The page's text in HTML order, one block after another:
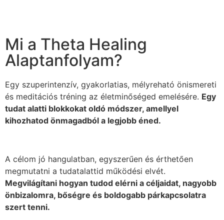
Mi a Theta Healing
Alaptanfolyam?
Egy szuperintenzív, gyakorlatias, mélyreható önismereti
és meditációs tréning az életminőséged emelésére. Egy
tudat alatti blokkokat oldó módszer, amellyel
kihozhatod önmagadból a legjobb éned.
A célom jó hangulatban, egyszerűen és érthetően
megmutatni a tudatalattid működési elvét.
Megvilágítani hogyan tudod elérni a céljaidat, nagyobb
önbizalomra, bőségre és boldogabb párkapcsolatra
szert tenni.